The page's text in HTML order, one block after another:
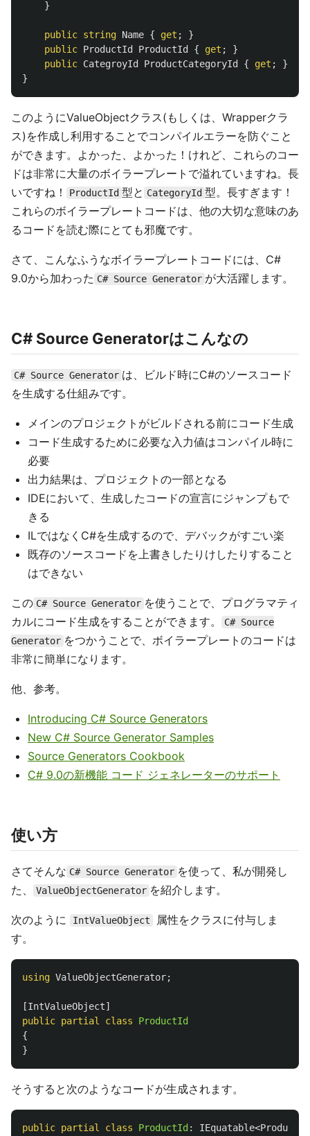
}
public string Name { get ;
}
public ProductId ProductId { get ;
}
public CategroyId ProductCategoryId { get ;
}
}
このようにValueObjectクラス(もしくは、Wrapperクラ
ス)を作成し利用することでコンパイルエラーを防ぐこと
ができます。よかった、よかった！けれど、これらのコー
ドは非常に大量のボイラープレートで溢れていますね。長
いですね！
ProductId 型と CategoryId 型。長すぎます！
これらのボイラープレートコードは、他の大切な意味のあ
るコードを読む際にとても邪魔です。
さて、こんなふうなボイラープレートコードには、C#
9.0から加わった C# Source Generator が大活躍します。
C# Source Generatorはこんなの
C# Source Generator は、ビルド時にC#のソースコード
を生成する仕組みです。
メインのプロジェクトがビルドされる前にコード生成
コード生成するために必要な入力値はコンパイル時に
必要
出力結果は、プロジェクトの一部となる
IDEにおいて、生成したコードの宣言にジャンプもで
きる
ILではなくC#を生成するので、デバックがすごい楽
既存のソースコードを上書きしたりけしたりすること
はできない
この C# Source Generator を使うことで、プログラマティ
カルにコード生成をすることができます。
C# Source
Generator をつかうことで、ボイラープレートのコードは
非常に簡単になります。
他、参考。
Introducing C# Source Generators
New C# Source Generator Samples
Source Generators Cookbook
C# 9.0の新機能 コード ジェネレーターのサポート
使い方
さてそんな C# Source Generator を使って、私が開発し
た、
ValueObjectGenerator を紹介します。
次のように IntValueObject
属性をクラスに付与しま
す。
using ValueObjectGenerator;
[IntValueObject]
public partial class
ProductId
{
}
そうすると次のようなコードが生成されます。
public partial class ProductId : IEquatable<ProductId